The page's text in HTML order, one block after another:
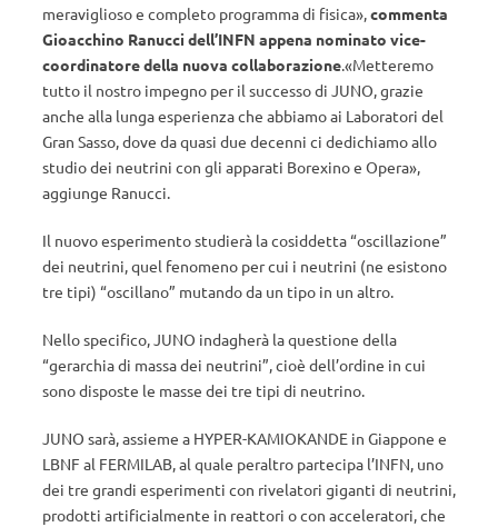
meraviglioso e completo programma di fisica»,commenta
Gioacchino Ranucci dell’INFN appena nominato vice-
coordinatore della nuova collaborazione.«Metteremo
tutto il nostro impegno per il successo di JUNO, grazie
anche alla lunga esperienza che abbiamo ai Laboratori del
Gran Sasso, dove da quasi due decenni ci dedichiamo allo
studio dei neutrini con gli apparati Borexino e Opera»,
aggiunge Ranucci.
Il nuovo esperimento studierà la cosiddetta “oscillazione”
dei neutrini, quel fenomeno per cui i neutrini (ne esistono
tre tipi) “oscillano” mutando da un tipo in un altro.
Nello specifico, JUNO indagherà la questione della
“gerarchia di massa dei neutrini”, cioè dell’ordine in cui
sono disposte le masse dei tre tipi di neutrino.
JUNO sarà, assieme a HYPER-KAMIOKANDE in Giappone e
LBNF al FERMILAB, al quale peraltro partecipa l’INFN, uno
dei tre grandi esperimenti con rivelatori giganti di neutrini,
prodotti artificialmente in reattori o con acceleratori, che